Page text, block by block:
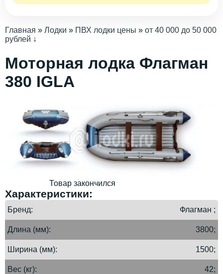
Главная » Лодки » ПВХ лодки цены » от 40 000 до 50 000
рублей ↓
Моторная лодка Флагман
380 IGLA
Товар закончился
Характеристики:
Бренд Флагман ;
Длина (мм) 3800;
Ширина (мм) 1500;
Вес (кг) 42;